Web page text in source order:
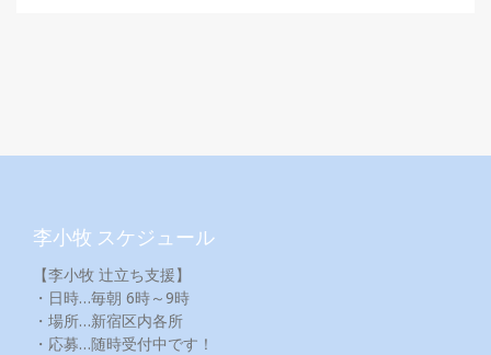
李小牧 スケジュール
【李小牧 辻立ち支援】
・日時…毎朝 6時～9時
・場所…新宿区内各所
・応募…随時受付中です！